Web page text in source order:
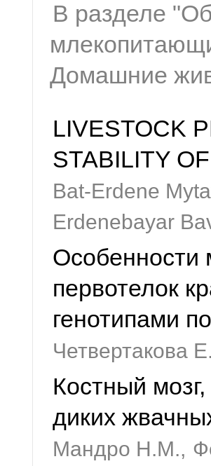
В разделе
Домашние
LIVESTOCK
STABILITY
Bat-Erdene
Erdenebayar
Особенности
первотелок
генотипами
Четвертакова
Костный
диких
Мандро Н.М.,